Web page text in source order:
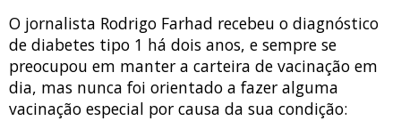
O jornalista Rodrigo Farhad recebeu o diagnóstico
de diabetes tipo 1 há dois anos, e sempre se
preocupou em manter a carteira de vacinação em
dia, mas nunca foi orientado a fazer alguma
vacinação especial por causa da sua condição: